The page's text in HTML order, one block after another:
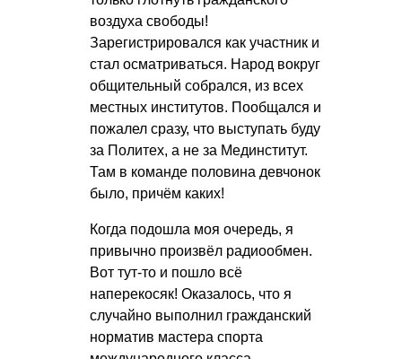
воздуха свободы!
Зарегистрировался как участник и
стал осматриваться. Народ вокруг
общительный собрался, из всех
местных институтов. Пообщался и
пожалел сразу, что выступать буду
за Политех, а не за Мединститут.
Там в команде половина девчонок
было, причём каких!
Когда подошла моя очередь, я
привычно произвёл радиообмен.
Вот тут-то и пошло всё
наперекосяк! Оказалось, что я
случайно выполнил гражданский
норматив мастера спорта